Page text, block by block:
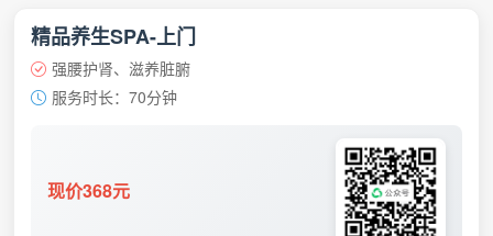
精品养生SPA-上门
强腰护肾、滋养脏腑
服务时长：70分钟
现价368元